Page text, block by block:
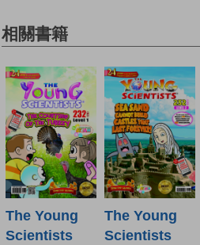
相關書籍
The Young
Scientists
The Young
Scientists